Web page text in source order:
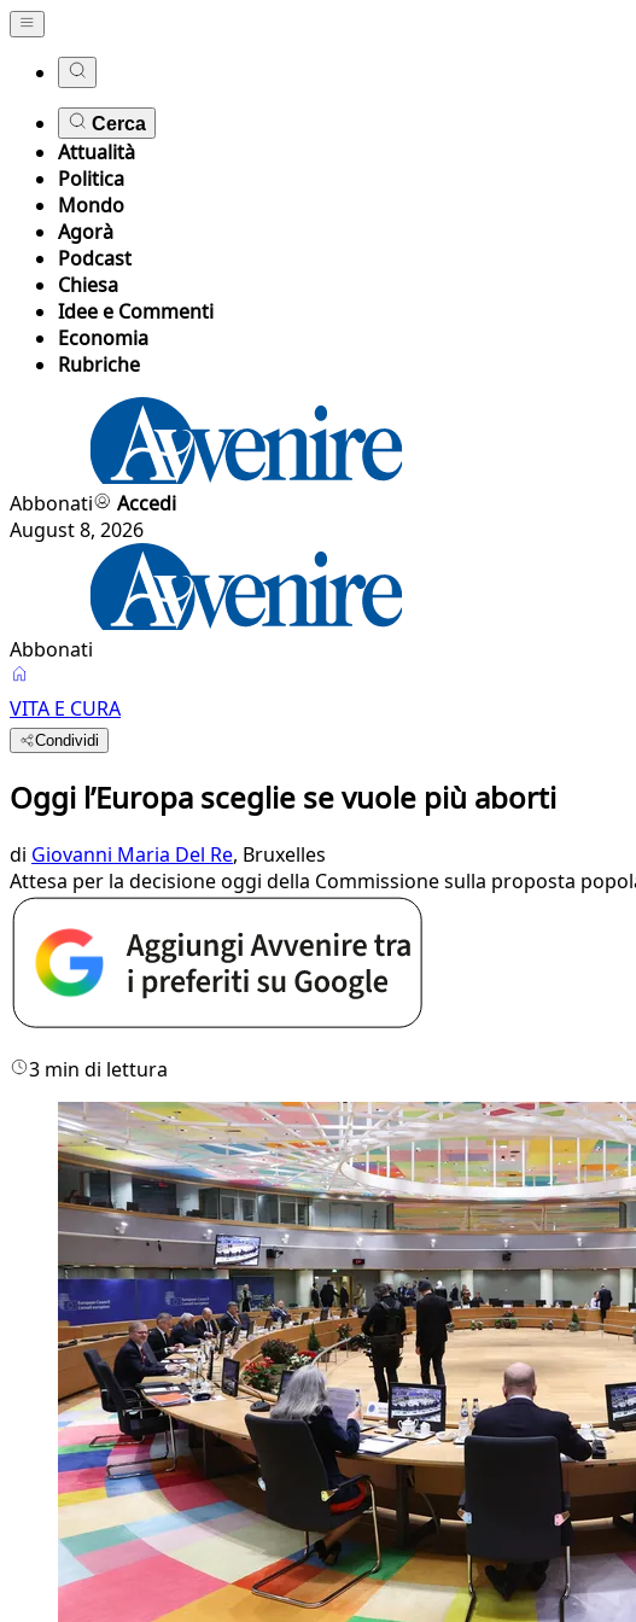
Cerca
Attualità
Politica
Mondo
Agorà
Podcast
Chiesa
Idee e Commenti
Economia
Rubriche
Abbonati
Accedi
August 8, 2026
Abbonati
VITA E CURA
Condividi
Oggi l’Europa sceglie se vuole più aborti
di Giovanni Maria Del Re, Bruxelles
Attesa per la decisione oggi della Commissione sulla proposta
3 min di lettura